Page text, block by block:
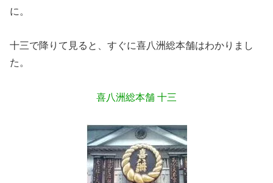
に。
十三で降りて見ると、すぐに喜八洲総本舗はわかりまし
た。
喜八洲総本舗 十三